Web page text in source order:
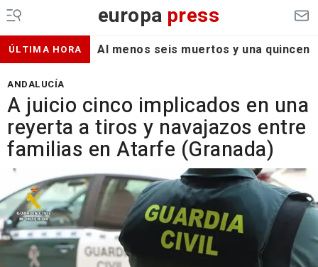
europa press
ÚLTIMA HORA Al menos seis muertos y una
ANDALUCÍA
A juicio cinco implicados en una
reyerta a tiros y navajazos entre
familias en Atarfe (Granada)